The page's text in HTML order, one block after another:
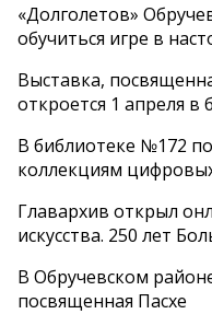
«Долголетов»
обучиться игре в
Выставка,
откроется 1 апреля
В библиотеке №172
коллекциям
Главархив открыл
искусства. 250 лет
В Обручевском
посвященная Пасхе